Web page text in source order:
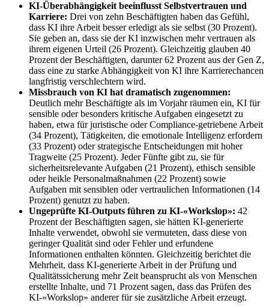
KI-Überabhängigkeit beeinflusst Selbstvertrauen und
Karriere: Drei von zehn Beschäftigten haben das Gefühl,
dass KI ihre Arbeit besser erledigt als sie selbst (30 Prozent).
Sie geben an, dass sie der KI inzwischen mehr vertrauen als
ihrem eigenen Urteil (26 Prozent). Gleichzeitig glauben 40
Prozent der Beschäftigten, darunter 62 Prozent aus der Gen Z,
dass eine zu starke Abhängigkeit von KI ihre Karrierechancen
langfristig verschlechtern wird.
Missbrauch von KI hat dramatisch zugenommen:
Deutlich mehr Beschäftigte als im Vorjahr räumen ein, KI für
sensible oder besonders kritische Aufgaben eingesetzt zu
haben, etwa für juristische oder Compliance-getriebene Arbeit
(34 Prozent), Tätigkeiten, die emotionale Intelligenz erfordern
(33 Prozent) oder strategische Entscheidungen mit hoher
Tragweite (25 Prozent). Jeder Fünfte gibt zu, sie für
sicherheitsrelevante Aufgaben (21 Prozent), ethisch sensible
oder heikle Personalmaßnahmen (22 Prozent) sowie
Aufgaben mit sensiblen oder vertraulichen Informationen (14
Prozent) genutzt zu haben.
Ungeprüfte KI-Outputs führen zu KI-«Workslop»: 42
Prozent der Beschäftigten sagen, sie hätten KI-generierte
Inhalte verwendet, obwohl sie vermuteten, dass diese von
geringer Qualität sind oder Fehler und erfundene
Informationen enthalten könnten. Gleichzeitig berichtet die
Mehrheit, dass KI-generierte Arbeit in der Prüfung und
Qualitätssicherung mehr Zeit beansprucht als von Menschen
erstellte Inhalte, und 71 Prozent sagen, dass das Prüfen des
KI-«Workslop» anderer für sie zusätzliche Arbeit erzeugt.